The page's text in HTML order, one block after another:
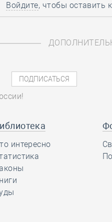
Войдите, чтобы оставить
интересно